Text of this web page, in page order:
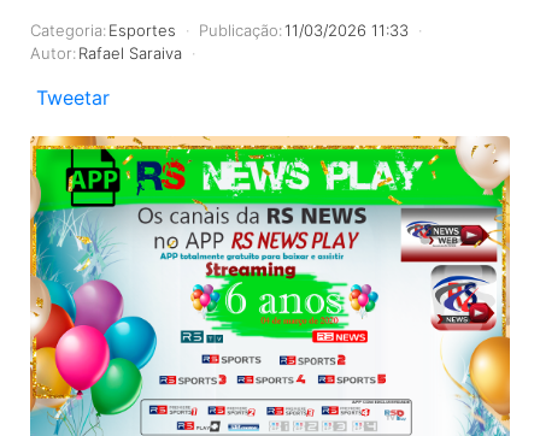
Categoria: Esportes Publicação:11/03/2026 11:33
Autor: Rafael Saraiva
Tweetar